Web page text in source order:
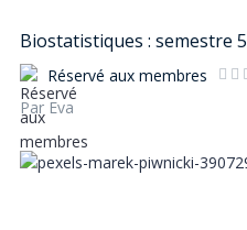
Biostatistiques : semestre 5
Réservé aux membres
Par Eva